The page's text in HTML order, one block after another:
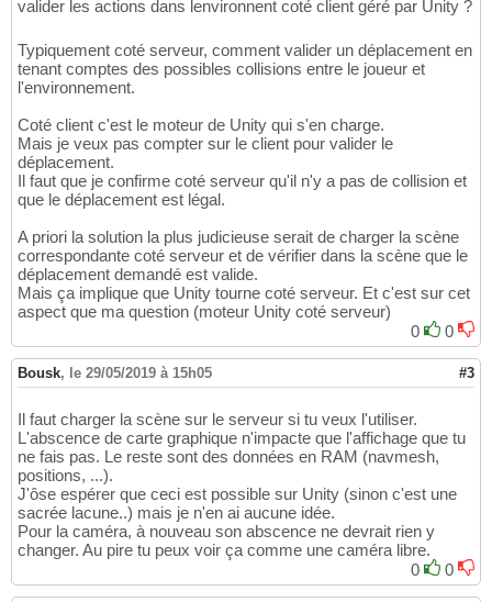
valider les actions dans lenvironnent coté client géré par Unity ?
Typiquement coté serveur, comment valider un déplacement en
tenant comptes des possibles collisions entre le joueur et
l'environnement.
Coté client c'est le moteur de Unity qui s'en charge.
Mais je veux pas compter sur le client pour valider le
déplacement.
Il faut que je confirme coté serveur qu'il n'y a pas de collision et
que le déplacement est légal.
A priori la solution la plus judicieuse serait de charger la scène
correspondante coté serveur et de vérifier dans la scène que le
déplacement demandé est valide.
Mais ça implique que Unity tourne coté serveur. Et c'est sur cet
aspect que ma question (moteur Unity coté serveur)
0
0
Bousk, le 29/05/2019 à 15h05 #3
Il faut charger la scène sur le serveur si tu veux l'utiliser.
L'abscence de carte graphique n'impacte que l'affichage que tu
ne fais pas. Le reste sont des données en RAM (navmesh,
positions, ...).
J'ôse espérer que ceci est possible sur Unity (sinon c'est une
sacrée lacune..) mais je n'en ai aucune idée.
Pour la caméra, à nouveau son abscence ne devrait rien y
changer. Au pire tu peux voir ça comme une caméra libre.
0
0